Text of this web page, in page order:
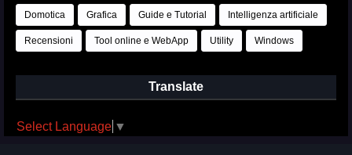
Domotica Grafica Guide e Tutorial Intelligenza artificiale
Recensioni Tool online e WebApp Utility Windows
Translate
Select Language ▼